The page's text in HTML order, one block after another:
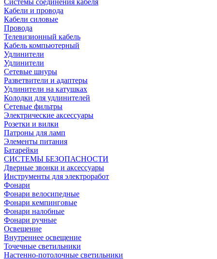
Системы соединения кабеля
Кабели и провода
Кабели силовые
Провода
Телевизионный кабель
Кабель компьютерный
Удлинители
Удлинители
Сетевые шнуры
Разветвители и адаптеры
Удлинители на катушках
Колодки для удлинителей
Сетевые фильтры
Электрические аксессуары
Розетки и вилки
Патроны для ламп
Элементы питания
Батарейки
СИСТЕМЫ БЕЗОПАСНОСТИ
Дверные звонки и аксессуары
Инструменты для электроработ
Фонари
Фонари велосипедные
Фонари кемпинговые
Фонари налобные
Фонари ручные
Освещение
Внутреннее освещение
Точечные светильники
Настенно-потолочные светильники